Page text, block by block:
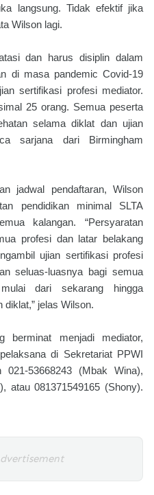
langsung. Tidak efektif jika
Wilson lagi.
dan harus disiplin dalam
di masa pandemic Covid-19
sertifikasi profesi mediator.
25 orang. Semua peserta
selama diklat dan ujian
sarjana dari Birmingham
jadwal pendaftaran, Wilson
pendidikan minimal SLTA
kalangan. “Persyaratan
profesi dan latar belakang
ujian sertifikasi profesi
seluas-luasnya bagi semua
dari sekarang hingga
jelas Wilson.
berminat menjadi mediator,
di Sekretariat PPWI
53668243 (Mbak Wina),
atau 081371549165 (Shony).